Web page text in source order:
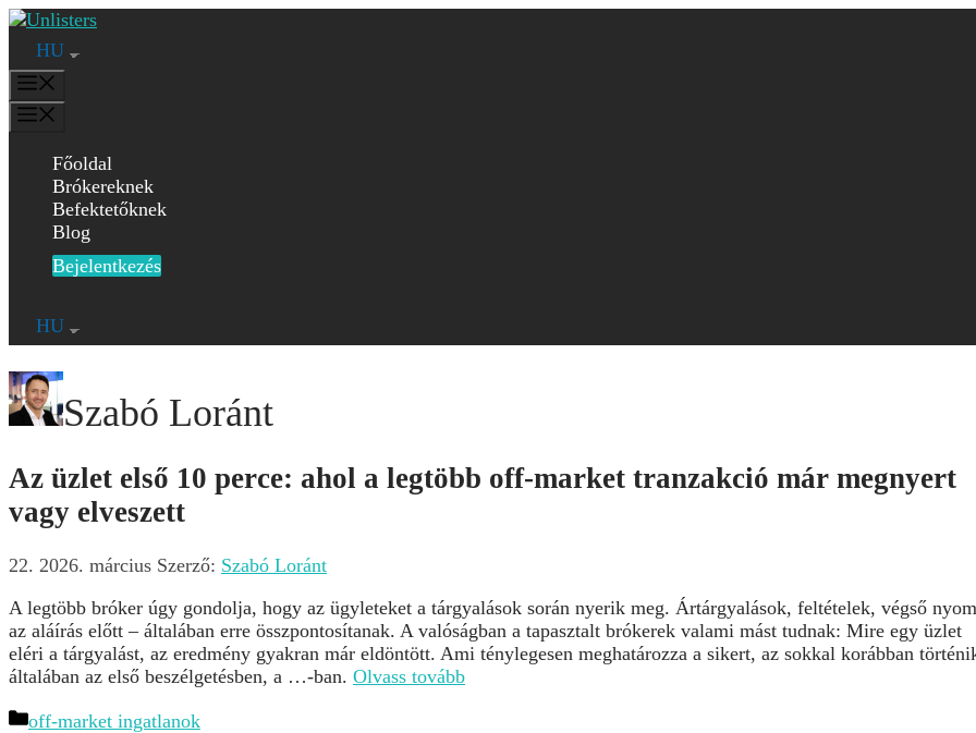
Kilépés
tartalomba
HU
Főoldal
Brókereknek
Befektetőknek
Blog
Bejelentkezés
HU
Szabó Loránt
Az üzlet első 10 perce: ahol a legtöbb off-market tranzakció már megnyert
vagy elveszett
22. 2026. március Szerző: Szabó Loránt
A legtöbb bróker úgy gondolja, hogy az ügyleteket a tárgyalások során nyerik meg. Ártárgyalások, feltételek, végső
az aláírás előtt – általában erre összpontosítanak. A valóságban a tapasztalt brókerek valami mást tudnak: Mire egy üzlet
eléri a tárgyalást, az eredmény gyakran már eldöntött. Ami ténylegesen meghatározza a sikert, az sokkal korábban
általában az első beszélgetésben, a …-ban. Olvass tovább
Kategória
off-market ingatlanok